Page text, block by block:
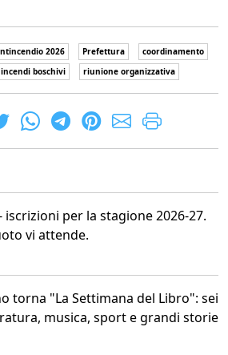
2026 Prefettura
coordinamento
boschivi
riunione organizzativa
per la stagione 2026-27.
vi attende.
torna "La Settimana del Libro": sei
musica, sport e grandi storie